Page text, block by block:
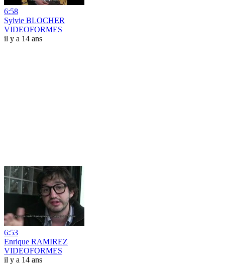
6:58
Sylvie BLOCHER
VIDEOFORMES
il y a 14 ans
6:53
Enrique RAMIREZ
VIDEOFORMES
il y a 14 ans